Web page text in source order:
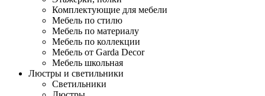
Комплектующие для мебели
Мебель по стилю
Мебель по материалу
Мебель по коллекции
Мебель от Garda Decor
Мебель школьная
Люстры и светильники
Светильники